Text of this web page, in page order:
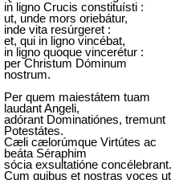
in ligno Crucis constituísti :
ut, unde mors oriebátur,
inde vita resúrgeret :
et, qui in ligno vincébat,
in ligno quoque vincerétur :
per Christum Dóminum
nostrum.
Per quem maiestátem tuam
laudant Angeli,
adórant Dominatiónes, tremunt
Potestátes.
Cæli cælorúmque Virtútes ac
beáta Séraphim
sócia exsultatióne concélebrant.
Cum quibus et nostras voces ut